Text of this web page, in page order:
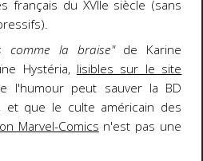
français du XVIIe siècle (sans
comme la braise"de Karine
Hystéria, lisibles sur le site
l'humour peut sauver la BD
et que le culte américain des
Marvel-Comics n'est pas une